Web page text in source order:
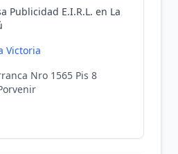
Publicidad E.I.R.L. en La
Victoria
Nro 1565 Pis 8